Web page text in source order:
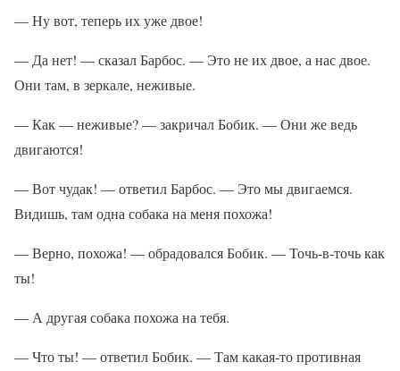
— Ну вот, теперь их уже двое!
— Да нет! — сказал Барбос. — Это не их двое, а нас двое.
Они там, в зеркале, неживые.
— Как — неживые? — закричал Бобик. — Они же ведь
двигаются!
— Вот чудак! — ответил Барбос. — Это мы двигаемся.
Видишь, там одна собака на меня похожа!
— Верно, похожа! — обрадовался Бобик. — Точь-в-точь как
ты!
— А другая собака похожа на тебя.
— Что ты! — ответил Бобик. — Там какая-то противная